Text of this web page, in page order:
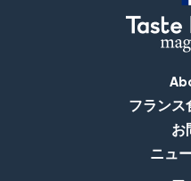
フランス
お
ニュ